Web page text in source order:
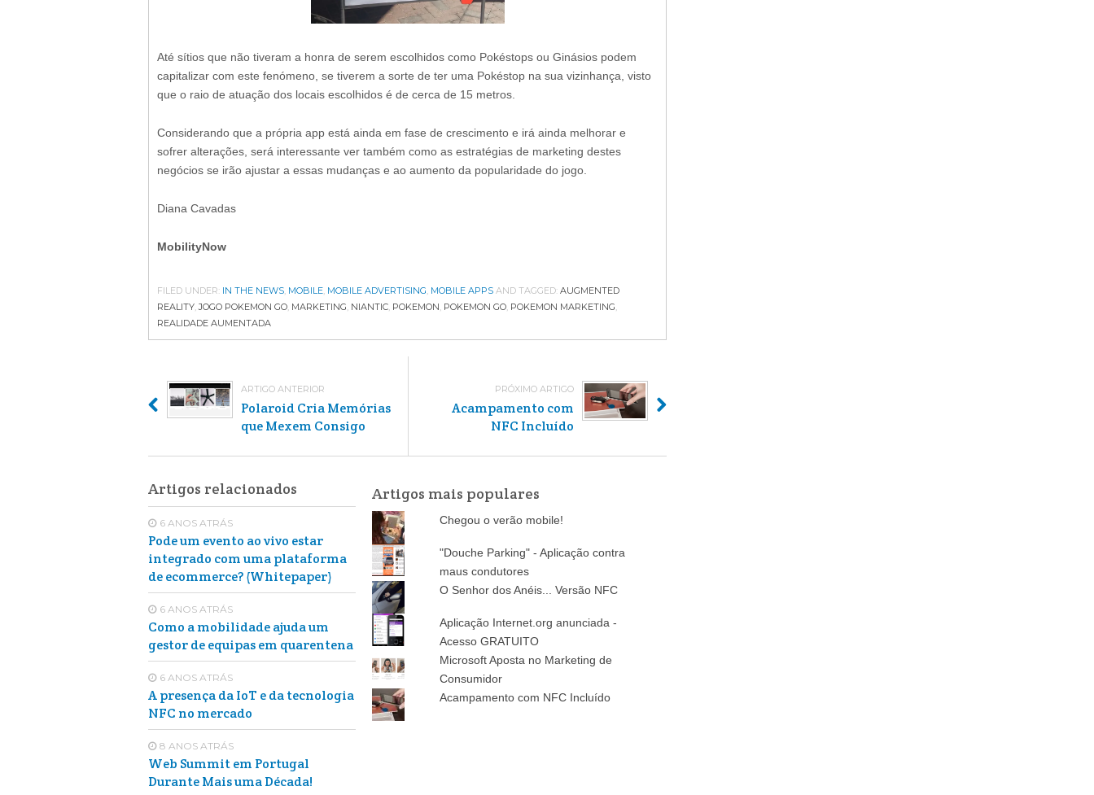
Até sítios que não tiveram a honra de serem escolhidos como Pokéstops ou Ginásios podem
capitalizar com este fenómeno, se tiverem a sorte de ter uma Pokéstop na sua vizinhança, visto
que o raio de atuação dos locais escolhidos é de cerca de 15 metros.
Considerando que a própria app está ainda em fase de crescimento e irá ainda melhorar e
sofrer alterações, será interessante ver também como as estratégias de marketing destes
negócios se irão ajustar a essas mudanças e ao aumento da popularidade do jogo.
Diana Cavadas
MobilityNow
FILED UNDER: IN THE NEWS, MOBILE, MOBILE ADVERTISING, MOBILE APPS AND TAGGED: AUGMENTED
REALITY,JOGO POKEMON GO, MARKETING, NIANTIC, POKEMON, POKEMON GO, POKEMON MARKETING,
REALIDADE AUMENTADA
ARTIGO ANTERIOR
Polaroid Cria Memórias
que Mexem Consigo
PRÓXIMO ARTIGO
Acampamento com
NFC Incluído
Artigos relacionados
6 ANOS ATRÁS
Pode um evento ao vivo estar
integrado com uma plataforma
de ecommerce? (Whitepaper)
6 ANOS ATRÁS
Como a mobilidade ajuda um
gestor de equipas em quarentena
6 ANOS ATRÁS
A presença da IoT e da tecnologia
NFC no mercado
8 ANOS ATRÁS
Web Summit em Portugal
Durante Mais uma Década!
Artigos mais populares
Chegou o verão mobile!
"Douche Parking" - Aplicação contra
maus condutores
O Senhor dos Anéis... Versão NFC
Aplicação Internet.org anunciada -
Acesso GRATUITO
Microsoft Aposta no Marketing de
Consumidor
Acampamento com NFC Incluído